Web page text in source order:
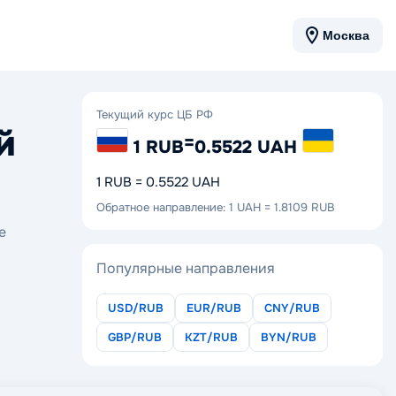
Москва
Текущий курс ЦБ РФ
1 RUB=0.5522 UAH
1 RUB = 0.5522 UAH
Обратное направление: 1 UAH = 1.8109 RUB
Популярные направления
USD/RUB EUR/RUB
CNY/RUB
GBP/RUB
KZT/RUB BYN/RUB